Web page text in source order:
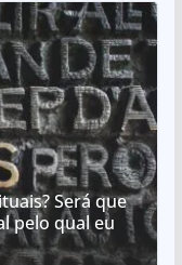
Será que
pelo qual eu